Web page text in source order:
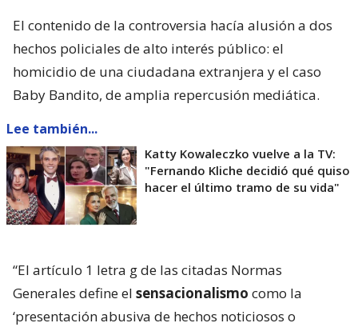
El contenido de la controversia hacía alusión a dos
hechos policiales de alto interés público: el
homicidio de una ciudadana extranjera y el caso
Baby Bandito, de amplia repercusión mediática.
Lee también...
Katty Kowaleczko vuelve a la TV:
"Fernando Kliche decidió qué quiso
hacer el último tramo de su vida"
“El artículo 1 letra g de las citadas Normas
Generales define el sensacionalismo como la
‘presentación abusiva de hechos noticiosos o